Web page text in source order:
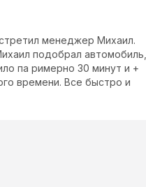
освещаемом помещении.